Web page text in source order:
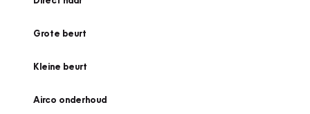
Grote beurt
Kleine beurt
Airco onderhoud